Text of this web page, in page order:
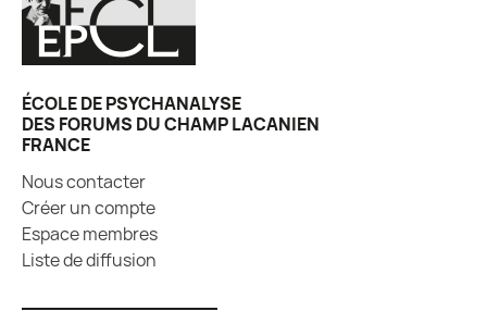
ÉCOLE DE PSYCHANALYSE
DES FORUMS DU CHAMP LACANIEN
FRANCE
Nous contacter
Créer un compte
Espace membres
Liste de diffusion